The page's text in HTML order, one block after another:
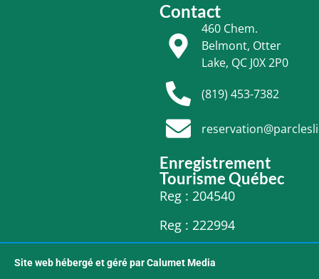
Contact
460 Chem.
Belmont, Otter
Lake, QC J0X 2P0
(819) 453-7382
Enregistrement
Tourisme Québec
Reg : 204540
Reg : 222994
Site web hébergé et géré par Calumet Media